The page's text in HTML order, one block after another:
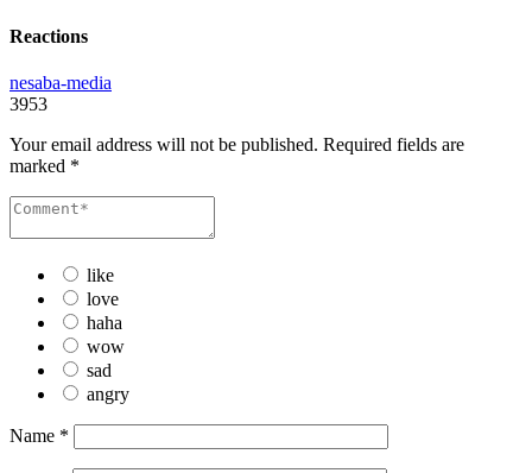
Reactions
nesaba-media
3953
Your email address will not be published. Required fields are
marked *
like
love
haha
wow
sad
angry
Name *